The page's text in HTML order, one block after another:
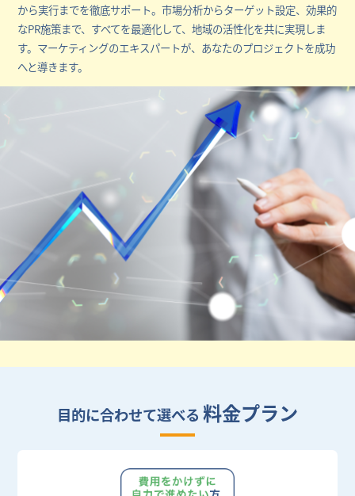
から実行までを徹底サポート。市場分析からターゲット設定、効果的
なPR施策まで、すべてを最適化して、地域の活性化を共に実現しま
す。マーケティングのエキスパートが、あなたのプロジェクトを成功
へと導きます。
目的に合わせて選べる 料金プラン